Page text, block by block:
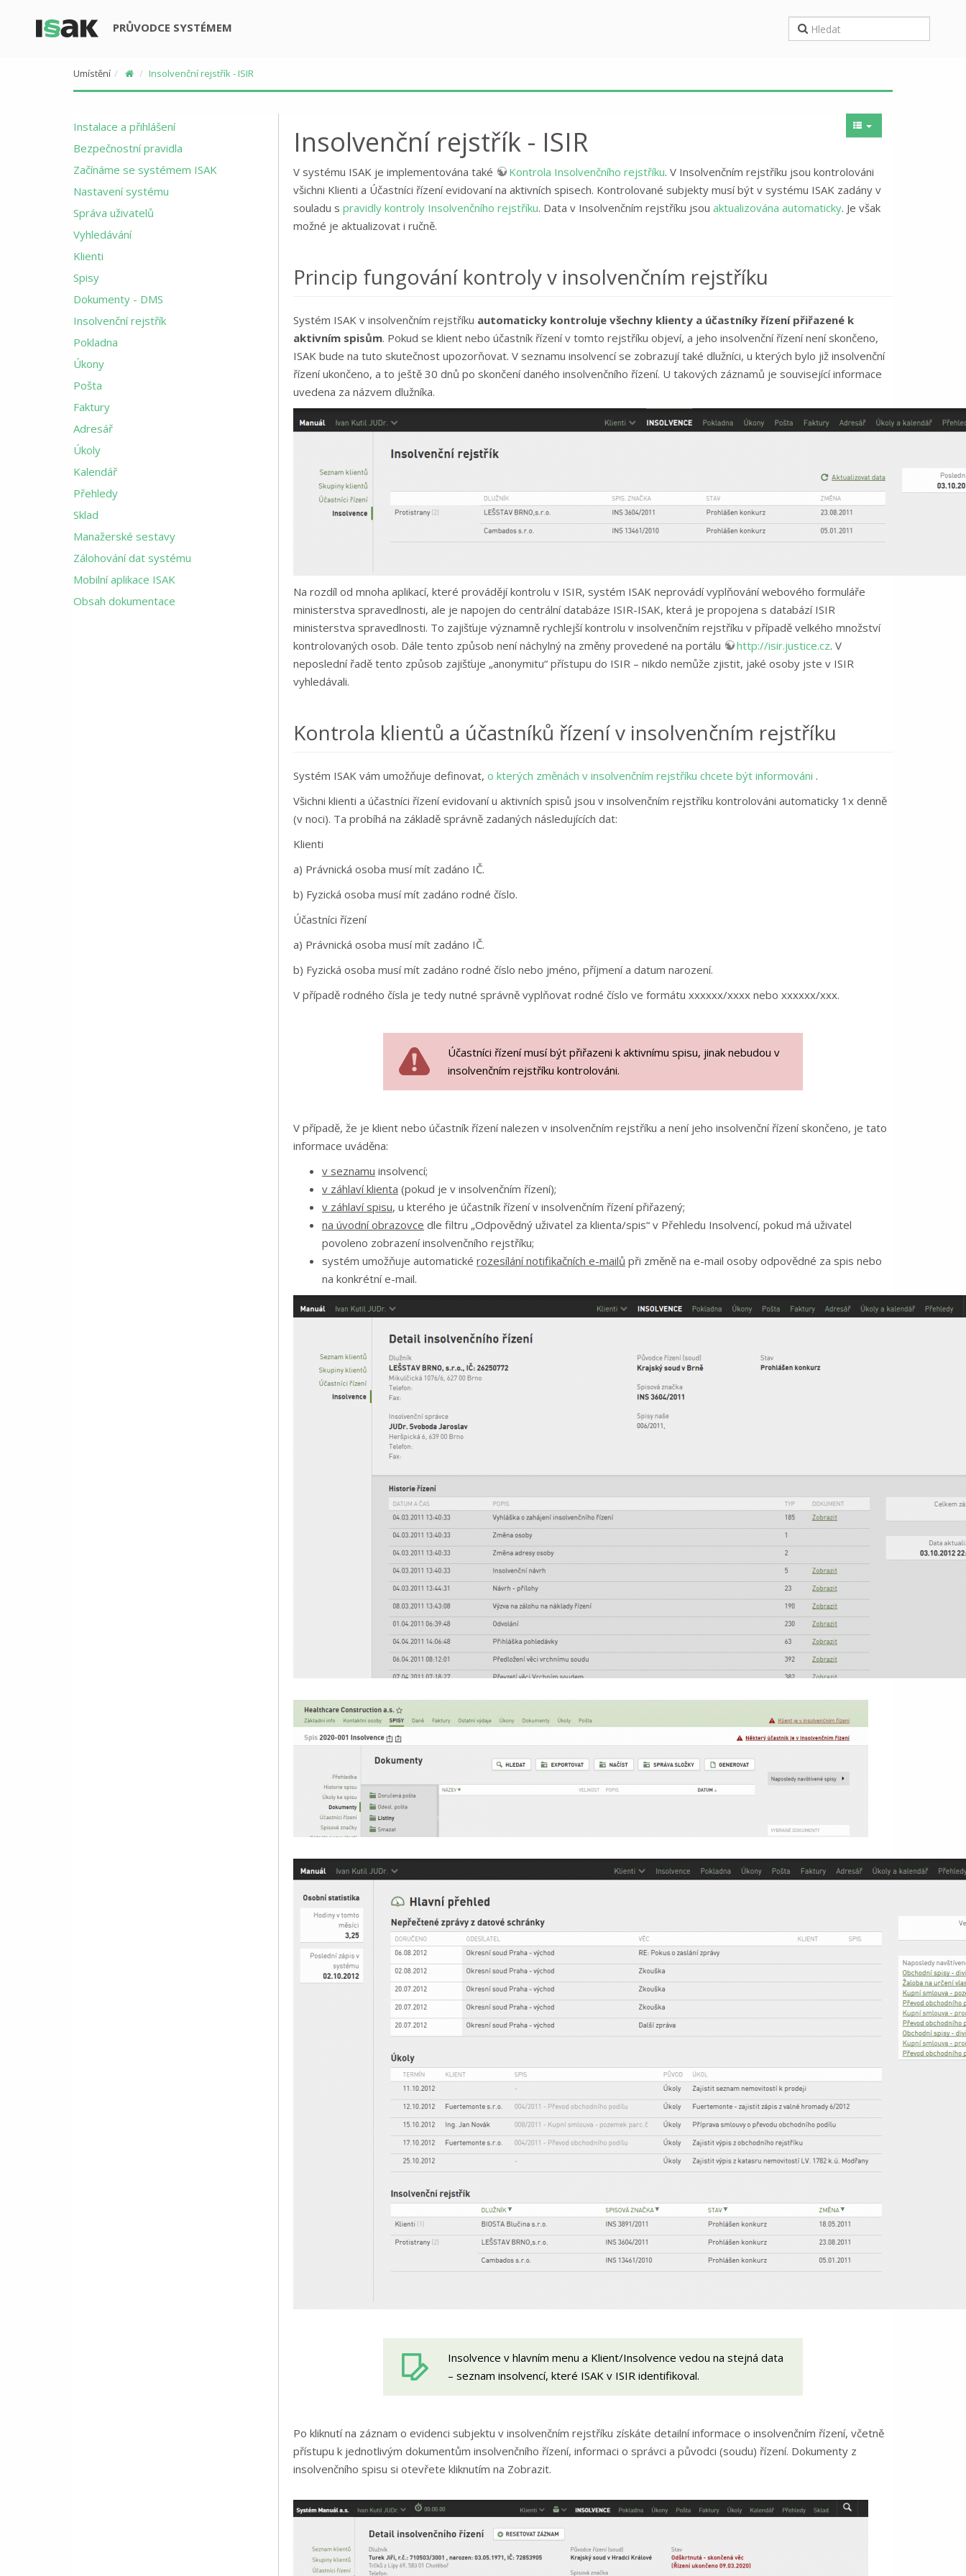
PRŮVODCE SYSTÉMEM
Umístění Insolvenční rejstřík - ISIR
Instalace a přihlášení
Bezpečnostní pravidla
Začínáme se systémem ISAK
Nastavení systému
Správa uživatelů
Vyhledávání
Klienti
Spisy
Dokumenty - DMS
Insolvenční rejstřík
Pokladna
Úkony
Pošta
Faktury
Adresář
Úkoly
Kalendář
Přehledy
Sklad
Manažerské sestavy
Zálohování dat systému
Mobilní aplikace ISAK
Obsah dokumentace
Insolvenční rejstřík - ISIR
V systému ISAK je implementována také Kontrola Insolvenčního rejstříku. V Insolvenčním rejstříku jsou kontrolováni
všichni Klienti a Účastníci řízení evidovaní na aktivních spisech. Kontrolované subjekty musí být v systému ISAK zadány v
souladu s pravidly kontroly Insolvenčního rejstříku. Data v Insolvenčním rejstříku jsou aktualizována automaticky. Je však
možné je aktualizovat i ručně.
Princip fungování kontroly v insolvenčním rejstříku
Systém ISAK v insolvenčním rejstříku automaticky kontroluje všechny klienty a účastníky řízení přiřazené k
aktivním spisům. Pokud se klient nebo účastník řízení v tomto rejstříku objeví, a jeho insolvenční řízení není skončeno,
ISAK bude na tuto skutečnost upozorňovat. V seznamu insolvencí se zobrazují také dlužníci, u kterých bylo již insolvenční
řízení ukončeno, a to ještě 30 dnů po skončení daného insolvenčního řízení. U takových záznamů je související informace
uvedena za názvem dlužníka.
Na rozdíl od mnoha aplikací, které provádějí kontrolu v ISIR, systém ISAK neprovádí vyplňování webového formuláře
ministerstva spravedlnosti, ale je napojen do centrální databáze ISIR-ISAK, která je propojena s databází ISIR
ministerstva spravedlnosti. To zajišťuje významně rychlejší kontrolu v insolvenčním rejstříku v případě velkého množství
kontrolovaných osob. Dále tento způsob není náchylný na změny provedené na portálu
http://isir.justice.cz. V
neposlední řadě tento způsob zajišťuje „anonymitu“ přístupu do ISIR – nikdo nemůže zjistit, jaké osoby jste v ISIR
vyhledávali.
Kontrola klientů a účastníků řízení v insolvenčním rejstříku
Systém ISAK vám umožňuje definovat, o kterých změnách v insolvenčním rejstříku chcete být informováni .
Všichni klienti a účastníci řízení evidovaní u aktivních spisů jsou v insolvenčním rejstříku kontrolováni automaticky 1x denně
(v noci). Ta probíhá na základě správně zadaných následujících dat:
Klienti
a) Právnická osoba musí mít zadáno IČ.
b) Fyzická osoba musí mít zadáno rodné číslo.
Účastníci řízení
a) Právnická osoba musí mít zadáno IČ.
b) Fyzická osoba musí mít zadáno rodné číslo nebo jméno, příjmení a datum narození.
V případě rodného čísla je tedy nutné správně vyplňovat rodné číslo ve formátu xxxxxx/xxxx nebo xxxxxx/xxx.
Účastníci řízení musí být přiřazeni k aktivnímu spisu, jinak nebudou v
insolvenčním rejstříku kontrolováni.
V případě, že je klient nebo účastník řízení nalezen v insolvenčním rejstříku a není jeho insolvenční řízení skončeno, je tato
informace uváděna:
v seznamu insolvencí;
v záhlaví klienta (pokud je v insolvenčním řízení);
v záhlaví spisu, u kterého je účastník řízení v insolvenčním řízení přiřazený;
na úvodní obrazovce dle filtru „Odpovědný uživatel za klienta/spis“ v Přehledu Insolvencí, pokud má uživatel
povoleno zobrazení insolvenčního rejstříku;
systém umožňuje automatické rozesílání notifikačních e-mailů při změně na e-mail osoby odpovědné za spis nebo
na konkrétní e-mail.
Insolvence v hlavním menu a Klient/Insolvence vedou na stejná data
– seznam insolvencí, které ISAK v ISIR identifikoval.
Po kliknutí na záznam o evidenci subjektu v insolvenčním rejstříku získáte detailní informace o insolvenčním řízení, včetně
přístupu k jednotlivým dokumentům insolvenčního řízení, informaci o správci a původci (soudu) řízení. Dokumenty z
insolvenčního spisu si otevřete kliknutím na Zobrazit.